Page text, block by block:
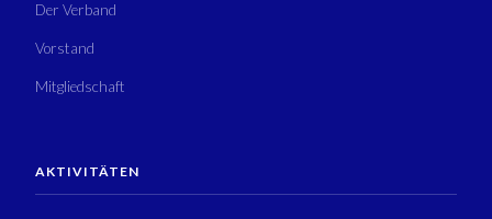
Der Verband
Vorstand
Mitgliedschaft
AKTIVITÄTEN